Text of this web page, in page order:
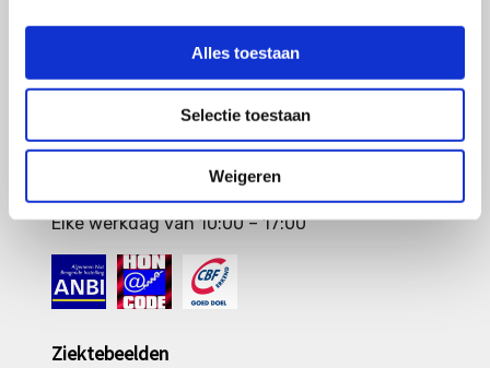
Alles toestaan
Selectie toestaan
Weigeren
Vragen?
info@vasculitis.nl
of bel ons op:088 00 22 333
Elke werkdag van 10:00 – 17:00
Ziektebeelden